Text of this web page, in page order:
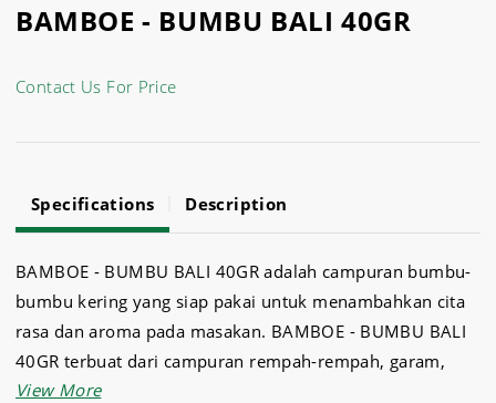
BAMBOE - BUMBU BALI 40GR
Contact Us For Price
Specifications Description
BAMBOE - BUMBU BALI 40GR adalah campuran bumbu-
bumbu kering yang siap pakai untuk menambahkan cita
rasa dan aroma pada masakan. BAMBOE - BUMBU BALI
40GR terbuat dari campuran rempah-rempah, garam,
gula, dan bahan-bahan lainnya yang telah diolah secara